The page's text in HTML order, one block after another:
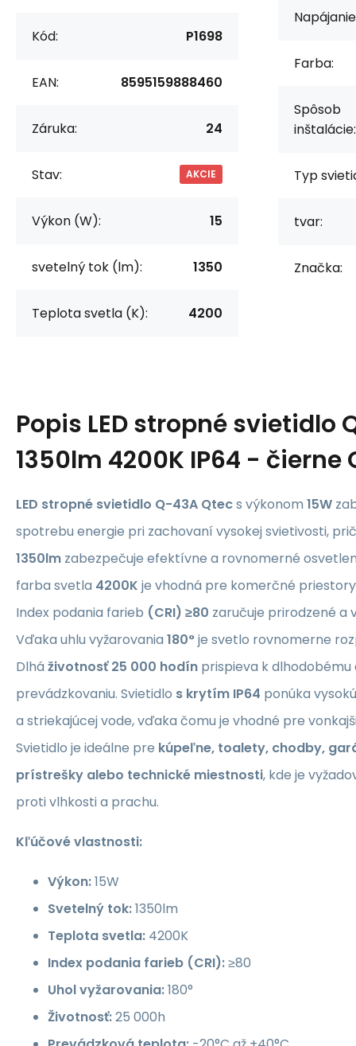
Kód: P1698
EAN: 8595159888460
Záruka: 24
Stav: AKCIE
Výkon (W): 15
svetelný tok (lm): 1350
Teplota svetla (K): 4200
Farba:
Spôsob
inštalácie:
Typ
tvar:
Značka:
Popis LED stropné svietidlo
1350lm 4200K IP64 - čierne
LED stropné svietidlo Q-43A Qtecs výkonom 15W
spotrebu energie pri zachovaní vysokej svietivosti,
1350lm zabezpečuje efektívne a rovnomerné
farba svetla 4200K je vhodná pre komerčné
Index podania farieb (CRI) ≥80 zaručuje prirodzené a
Vďaka uhlu vyžarovania 180°je svetlo rovnomerne
Dlhá životnosť 25 000 hodín prispieva k
prevádzkovaniu. Svietidlo s krytím IP64 ponúka
a striekajúcej vode, vďaka čomu je vhodné pre
Svietidlo je ideálne pre kúpeľne, toalety, chodby,
prístrešky alebo technické miestnosti, kde je
proti vlhkosti a prachu.
Kľúčové vlastnosti:
Výkon:15W
Svetelný tok:1350lm
Teplota svetla: 4200K
Index podania farieb (CRI):≥80
Uhol vyžarovania:180°
Životnosť:25 000h